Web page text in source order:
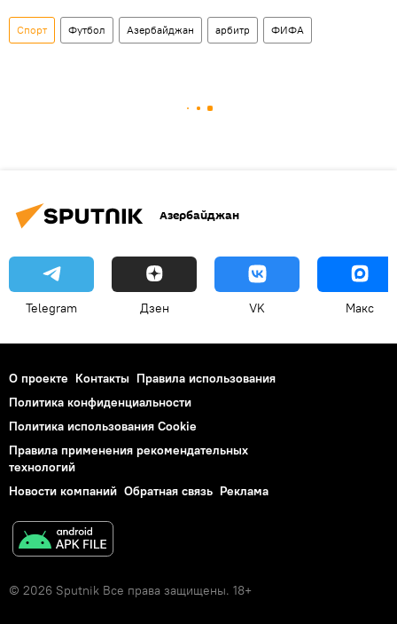
Спорт Футбол Азербайджан арбитр ФИФА
Азербайджан
Telegram Дзен VK Макс
О проекте Контакты Правила использования
Политика конфиденциальности
Политика использования Cookie
Правила применения рекомендательных
технологий
Новости компаний Обратная связь Реклама
© 2026 Sputnik Все права защищены. 18+